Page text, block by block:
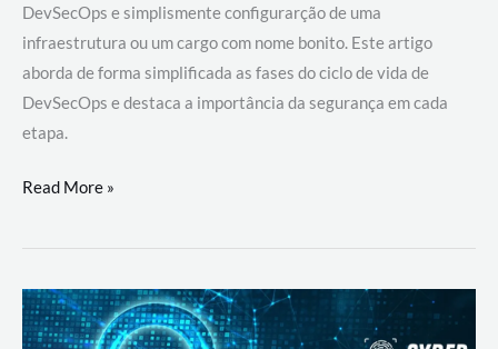
DevSecOps e simplismente configurarção de uma
infraestrutura ou um cargo com nome bonito. Este artigo
aborda de forma simplificada as fases do ciclo de vida de
DevSecOps e destaca a importância da segurança em cada
etapa.
DevSecOps
Prática:
Desenvolvimento,
Segurança
Read More »